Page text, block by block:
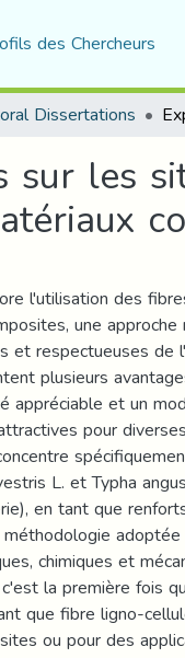
des Chercheurs
Dissertations
les
l'utilisation des
une
et respectueuses de
plusieurs
appréciable et un
pour
L. et Typha
en tant que
chimiques et
la première fois
que fibre ligno-
ou pour des